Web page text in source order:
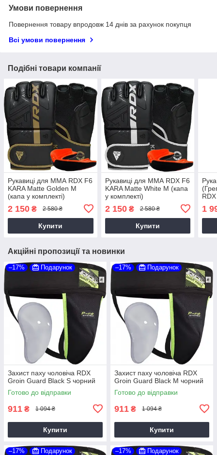
Умови повернення
Повернення товару впродовж 14 днів за рахунок покупця
Всі умови повернення
Подібні товари компанії
Рукавиці для ММА RDX F6
KARA Matte Golden M
(капа у комплекті)
2 150 ₴ 2 580 ₴
Купити
Рукавиці для ММА RDX F6
KARA Matte White M (капа
у комплекті)
2 150₴ 2 580 ₴
Купити
1
Акційні пропозиції та новинки
–17% Подарунок
Захист паху чоловіча RDX
Groin Guard Black S чорний
Готово до відправки
911 ₴ 1 094 ₴
Купити
–17% Подарунок
Захист паху чоловіча RDX
Groin Guard Black M чорний
Готово до відправки
911 ₴ 1 094 ₴
Купити
–17% Подарунок –17% Подарунок